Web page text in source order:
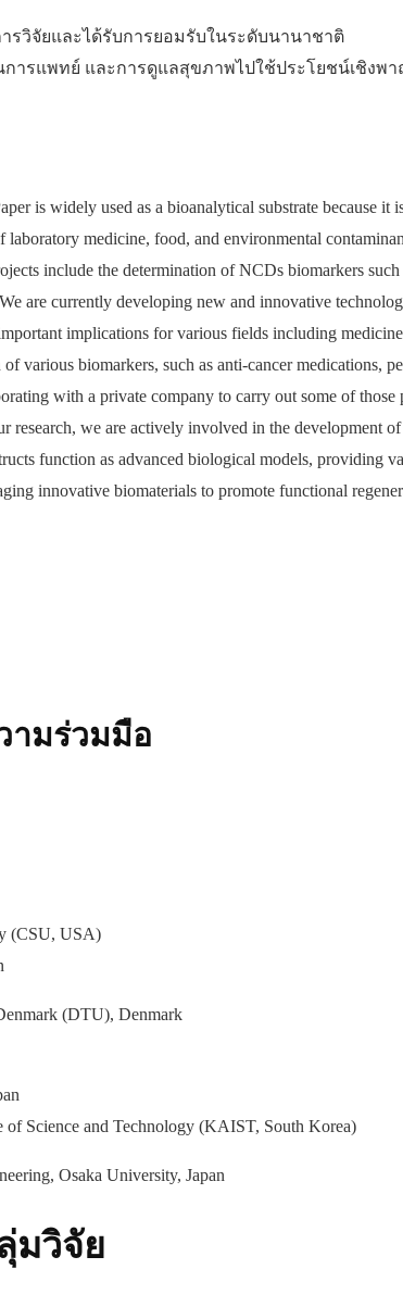
รวิจัยและได้รับการยอมรับในระดับนานาชาติ
การแพทย์ และการดูแลสุขภาพไปใช้ประโยชน์เชิงพ
is widely used as a bioanalytical substrate because
medicine, food, and environmental
include the determination of NCDs biomarkers
are currently developing new and innovative
implications for various fields including
various biomarkers, such as anti-cancer medications,
with a private company to carry out some of
research, we are actively involved in the development
function as advanced biological models, providing
innovative biomaterials to promote functional
ามร่วมมือ
(CSU, USA)
(DTU), Denmark
of Science and Technology (KAIST, South Korea)
Osaka University, Japan
มวิจัย